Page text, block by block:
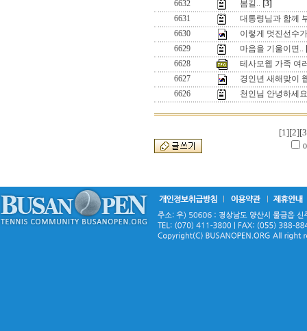
6632
봄길.. [3]
6631
대통령님과 함께
6630
이렇게 멋진선수
6629
마음을 기울이면..
6628
테사모웹 가족 여
6627
경인년 새해맞이
6626
천인님 안녕하세
[1][2]